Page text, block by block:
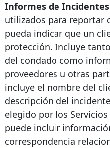
Informes de Incidentes
utilizados para reportar
pueda indicar que un
protección. Incluye
del condado como
proveedores u otras
incluye el nombre del
descripción del
elegido por los
puede incluir
correspondencia